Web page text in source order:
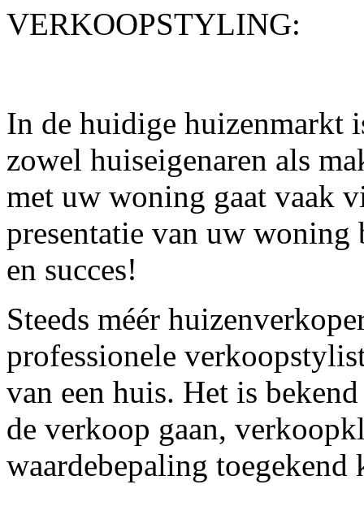
VERKOOPSTYLING:
In de huidige huizenmarkt
zowel huiseigenaren als
met uw woning gaat vaak
presentatie van uw woning
en succes!
Steeds méér
professionele
van een huis. Het is
de verkoop gaan,
waardebepaling